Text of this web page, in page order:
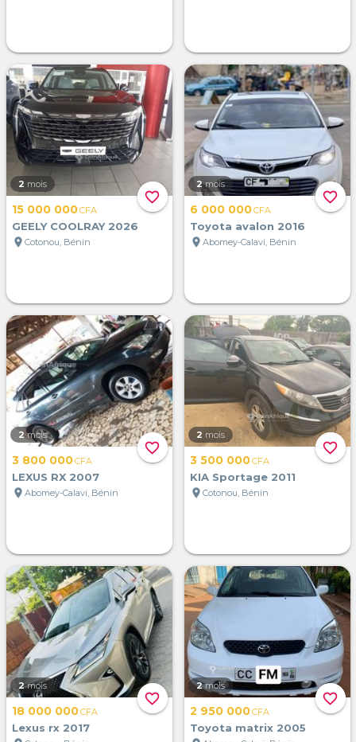
favorite_border
2 mois
15 000 000CFA
GEELY COOLRAY 2026
location_on Cotonou, Bénin
favorite_border
2 mois
6 000 000CFA
Toyota avalon 2016
location_on Abomey-Calavi, Bénin
favorite_border
2 mois
3 800 000CFA
LEXUS RX 2007
location_on Abomey-Calavi, Bénin
favorite_border
2 mois
3 500 000CFA
KIA Sportage 2011
location_on Cotonou, Bénin
favorite_border
2 mois
18 000 000CFA
Lexus rx 2017
favorite_border
2 mois
2 950 000CFA
Toyota matrix 2005